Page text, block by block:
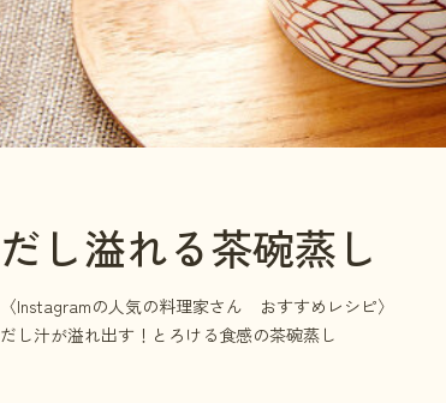
だし溢れる茶碗蒸し
〈Instagramの人気の料理家さん おすすめレシピ〉
だし汁が溢れ出す！とろける食感の茶碗蒸し